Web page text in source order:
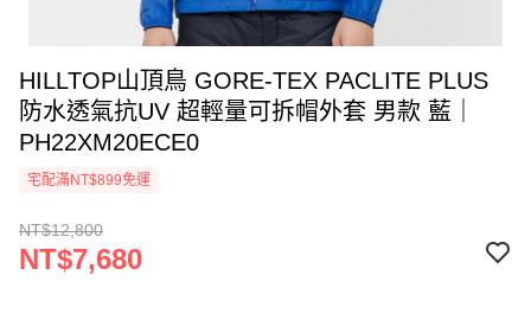
HILLTOP山頂鳥 GORE-TEX PACLITE PLUS
防水透氣抗UV 超輕量可拆帽外套 男款 藍｜
PH22XM20ECE0
宅配滿NT$899免運
NT$12,800
NT$7,680